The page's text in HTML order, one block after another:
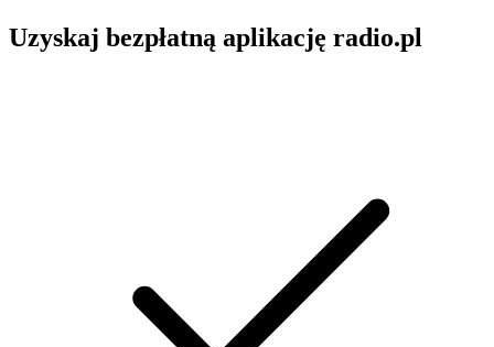
Uzyskaj bezpłatną aplikację radio.pl